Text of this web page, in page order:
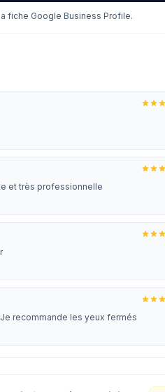
fiche Google Business Profile.
et très professionnelle
recommande les yeux fermés